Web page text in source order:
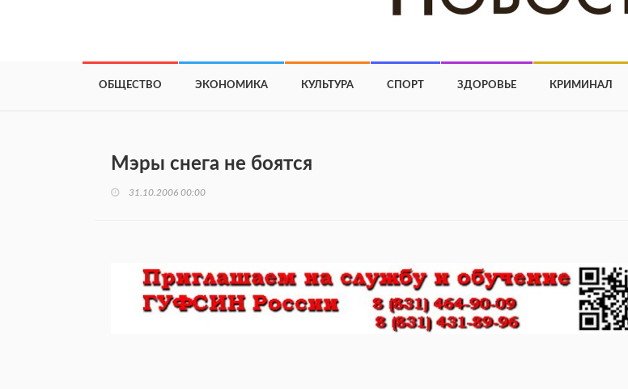
ОБЩЕСТВО ЭКОНОМИКА КУЛЬТУРА СПОРТ ЗДОРОВЬЕ КРИМИНАЛ
Мэры снега не боятся
31.10.2006 00:00